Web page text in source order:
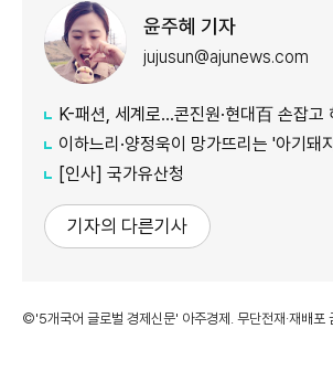
윤주혜 기자
jujusun@ajunews.com
K-패션, 세계로…콘진원·현대百 손잡고
이하느리·양정욱이 망가뜨리는 '아기돼
[인사] 국가유산청
기자의 다른기사
©'5개국어 글로벌 경제신문' 아주경제. 무단전재·재배포